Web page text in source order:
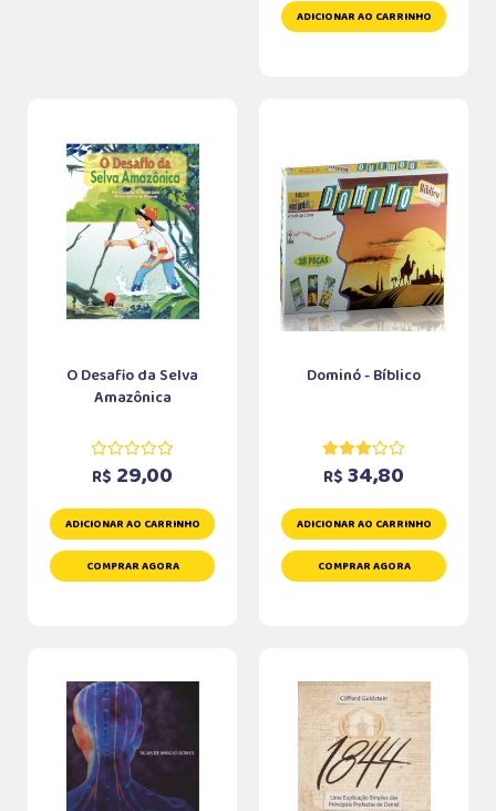
ADICIONAR AO CARRINHO
O Desafio da Selva
Amazônica
R$ 29,00
ADICIONAR AO CARRINHO
COMPRAR AGORA
Dominó - Bíblico
R$ 34,80
ADICIONAR AO CARRINHO
COMPRAR AGORA